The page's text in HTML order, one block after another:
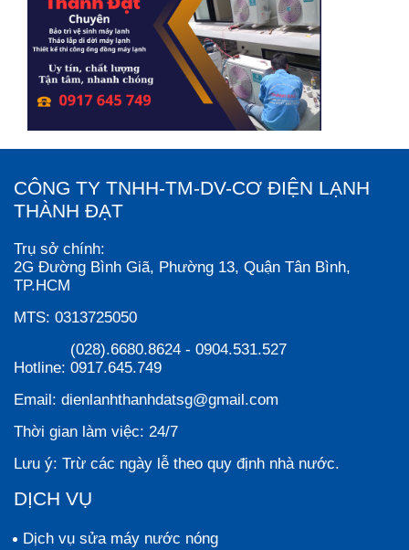
CÔNG TY TNHH-TM-DV-CƠ ĐIỆN LẠNH
THÀNH ĐẠT
Trụ sở chính:
2G Đường Bình Giã, Phường 13, Quận Tân Bình,
TP.HCM
MTS: 0313725050
Hotline:
(028).6680.8624 - 0904.531.527
0917.645.749
Email: dienlanhthanhdatsg@gmail.com
Thời gian làm việc: 24/7
Lưu ý: Trừ các ngày lễ theo quy định nhà nước.
DỊCH VỤ
Dịch vụ sửa máy nước nóng